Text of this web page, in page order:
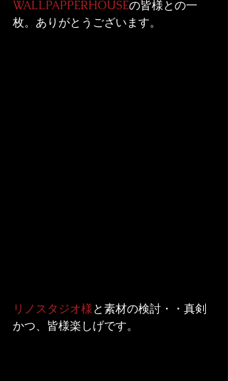
WALLPAPPERHOUSEの皆様との一
枚。ありがとうございます。
リノスタジオ様と素材の検討・・真剣
かつ、皆様楽しげです。